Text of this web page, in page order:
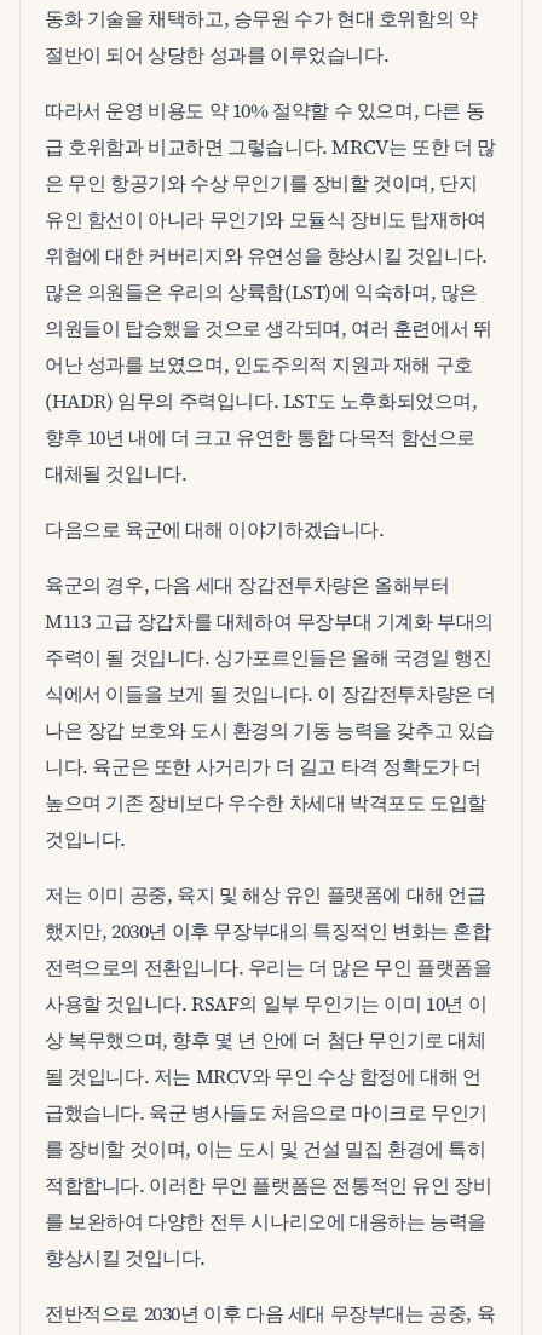
동화 기술을 채택하고, 승무원 수가 현대 호위함의 약
절반이 되어 상당한 성과를 이루었습니다.
따라서 운영 비용도 약 10% 절약할 수 있으며, 다른 동
급 호위함과 비교하면 그렇습니다. MRCV는 또한 더 많
은 무인 항공기와 수상 무인기를 장비할 것이며, 단지
유인 함선이 아니라 무인기와 모듈식 장비도 탑재하여
위협에 대한 커버리지와 유연성을 향상시킬 것입니다.
많은 의원들은 우리의 상륙함(LST)에 익숙하며, 많은
의원들이 탑승했을 것으로 생각되며, 여러 훈련에서 뛰
어난 성과를 보였으며, 인도주의적 지원과 재해 구호
(HADR) 임무의 주력입니다. LST도 노후화되었으며,
향후 10년 내에 더 크고 유연한 통합 다목적 함선으로
대체될 것입니다.
다음으로 육군에 대해 이야기하겠습니다.
육군의 경우, 다음 세대 장갑전투차량은 올해부터
M113 고급 장갑차를 대체하여 무장부대 기계화 부대의
주력이 될 것입니다. 싱가포르인들은 올해 국경일 행진
식에서 이들을 보게 될 것입니다. 이 장갑전투차량은 더
나은 장갑 보호와 도시 환경의 기동 능력을 갖추고 있습
니다. 육군은 또한 사거리가 더 길고 타격 정확도가 더
높으며 기존 장비보다 우수한 차세대 박격포도 도입할
것입니다.
저는 이미 공중, 육지 및 해상 유인 플랫폼에 대해 언급
했지만, 2030년 이후 무장부대의 특징적인 변화는 혼합
전력으로의 전환입니다. 우리는 더 많은 무인 플랫폼을
사용할 것입니다. RSAF의 일부 무인기는 이미 10년 이
상 복무했으며, 향후 몇 년 안에 더 첨단 무인기로 대체
될 것입니다. 저는 MRCV와 무인 수상 함정에 대해 언
급했습니다. 육군 병사들도 처음으로 마이크로 무인기
를 장비할 것이며, 이는 도시 및 건설 밀집 환경에 특히
적합합니다. 이러한 무인 플랫폼은 전통적인 유인 장비
를 보완하여 다양한 전투 시나리오에 대응하는 능력을
향상시킬 것입니다.
전반적으로 2030년 이후 다음 세대 무장부대는 공중, 육